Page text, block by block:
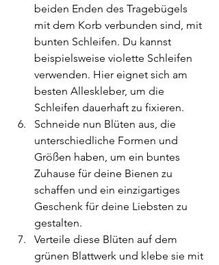
beiden Enden des Tragebügels
mit dem Korb verbunden sind, mit
bunten Schleifen. Du kannst
beispielsweise violette Schleifen
verwenden. Hier eignet sich am
besten Alleskleber, um die
Schleifen dauerhaft zu fixieren.
Schneide nun Blüten aus, die
unterschiedliche Formen und
Größen haben, um ein buntes
Zuhause für deine Bienen zu
schaffen und ein einzigartiges
Geschenk für deine Liebsten zu
gestalten.
Verteile diese Blüten auf dem
grünen Blattwerk und klebe sie mit